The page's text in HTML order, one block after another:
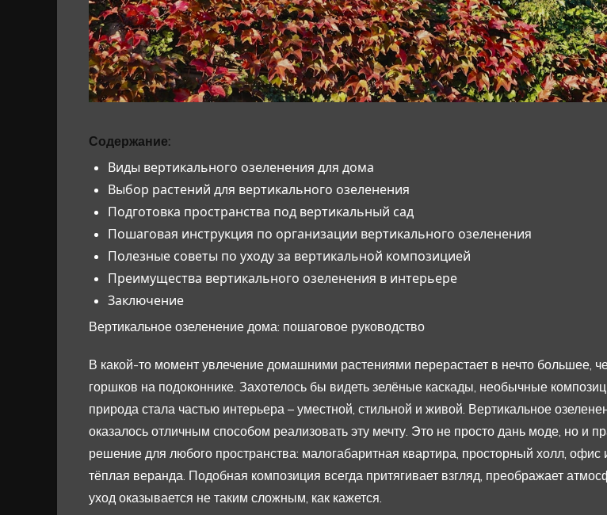
Содержание:
Виды вертикального озеленения для дома
Выбор растений для вертикального озеленения
Подготовка пространства под вертикальный сад
Пошаговая инструкция по организации вертикального озеленения
Полезные советы по уходу за вертикальной композицией
Преимущества вертикального озеленения в интерьере
Заключение
Вертикальное озеленение дома: пошаговое руководство
В какой-то момент увлечение домашними растениями перерастает в нечто большее,
горшков на подоконнике. Захотелось бы видеть зелёные каскады, необычные
природа стала частью интерьера – уместной, стильной и живой. Вертикальное
оказалось отличным способом реализовать эту мечту. Это не просто дань моде, но и
решение для любого пространства: малогабаритная квартира, просторный холл, офис
тёплая веранда. Подобная композиция всегда притягивает взгляд, преображает
уход оказывается не таким сложным, как кажется.